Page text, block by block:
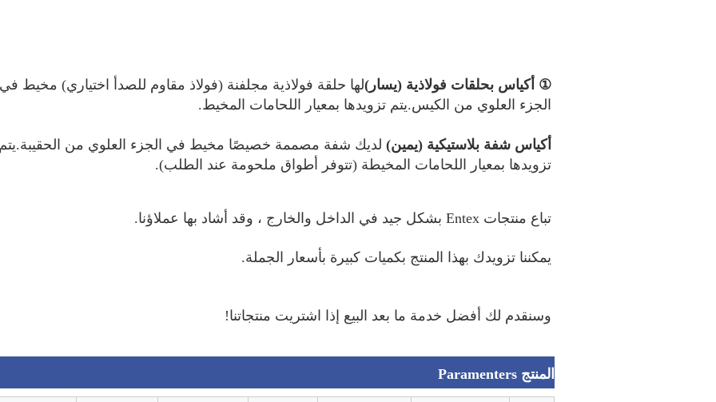
① أكياس بحلقات فولاذية (يسار)
الجزء العلوي من الكيس.يتم تزويدها بمعيار اللحامات المخيط.
أكياس شفة بلاستيكية (يمين)
تزويدها بمعيار اللحامات المخيطة (تتوفر أطواق ملحومة عند الطلب).
تباع منتجات Entex بشكل جيد في الداخل والخارج ، وقد أشاد بها عملاؤنا.
يمكننا تزويدك بهذا المنتج بكميات كبيرة بأسعار الجملة.
وسنقدم لك أفضل خدمة ما بعد البيع إذا اشتريت منتجاتنا!
المنتج Paramenters